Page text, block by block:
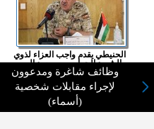
الحنيطي يقدم واجب العزاء لذوي
الشهيد الحراسيس ويعود الم...
وظائف شاغرة ومدعوون
لإجراء مقابلات شخصية
(أسماء)